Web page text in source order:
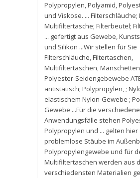
Polypropylen,Polyamid,
und Viskose. ... Filterschläuche;
Multifiltertasche; Filterbeutel;
... gefertigt aus Gewebe,
und Silikon ...Wir stellen für Sie
Filterschläuche,Filtertaschen,
Multifiltertaschen,Manschetten
Polyester-Seidengebewebe
antistatisch; Polypropylen, ;
elastischem Nylon-Gewebe ;
Gewebe ...Für die
Anwendungsfälle stehen
Polypropylen und ... gelten
problemlose Stäube im
Polypropylengewebe und für
Multifiltertaschen werden aus
verschiedensten Materialien